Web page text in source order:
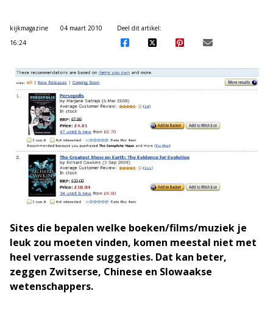
kijkmagazine
04 maart 2010
16:24
Deel dit artikel:
Sites die bepalen welke boeken/films/muziek je
leuk zou moeten vinden, komen meestal niet met
heel verrassende suggesties. Dat kan beter,
zeggen Zwitserse, Chinese en Slowaakse
wetenschappers.